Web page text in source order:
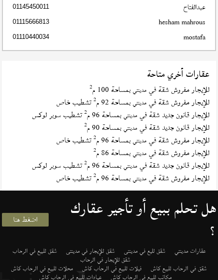
عبدالفتاح 01145450011
hesham mahrous
01115666813
mostafa
01110440034
عقارات أخري متاحة
للإيجار مفروش شقة فيمدينتي بمساحة 100 م 2
للإيجار مفروش شقة فيمدينتي بمساحة 92 م 2تشطيب خاص
للإيجار قانون جديد شقة فيمدينتي بمساحة 96 م 2تشطيب سوبر لوكس
للإيجار قانون جديد شقة فيمدينتي بمساحة 90 م 2
للإيجار مفروش شقة فيمدينتي بمساحة 96 م 2تشطيب خاص
للإيجار مفروش شقة فيمدينتي بمساحة 86 م 2
للإيجار قانون جديد شقة فيمدينتي بمساحة 96 م 2تشطيب سوبر لوكس
للإيجار مفروش شقة فيمدينتي بمساحة 96 م 2تشطيب خاص
هل تحلم ببيع أو تأجير عقارك
؟ اضغط هنا
عقارات مدينتي شقق لليع في مدينتى شقق للإيجار في مدينتى شقق للبيع في الرحاب
شقق للإيجار في الرحاب
شقق في الرحاب للبيع كاش فيلات للبيع في الرحاب كاش محلات للبيع في الرحاب كاش
مكاتب للبيع في الرحاب كاش عيادات للبيع في الرحاب كاش